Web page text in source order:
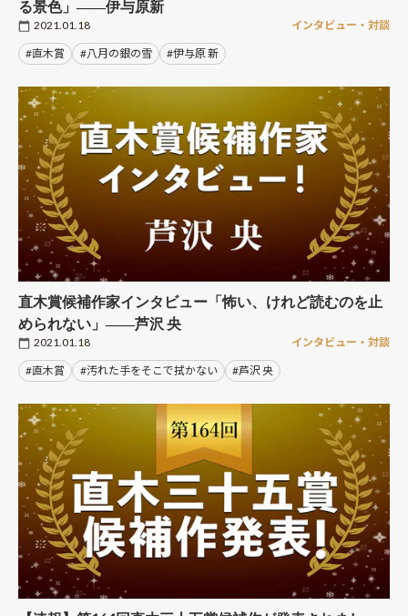
る景色」――伊与原新
2021.01.18 インタビュー・対談
#直木賞 #八月の銀の雪 #伊与原 新
直木賞候補作家インタビュー「怖い、けれど読むのを止
められない」――芦沢 央
2021.01.18 インタビュー・対談
#直木賞 #汚れた手をそこで拭かない #芦沢 央